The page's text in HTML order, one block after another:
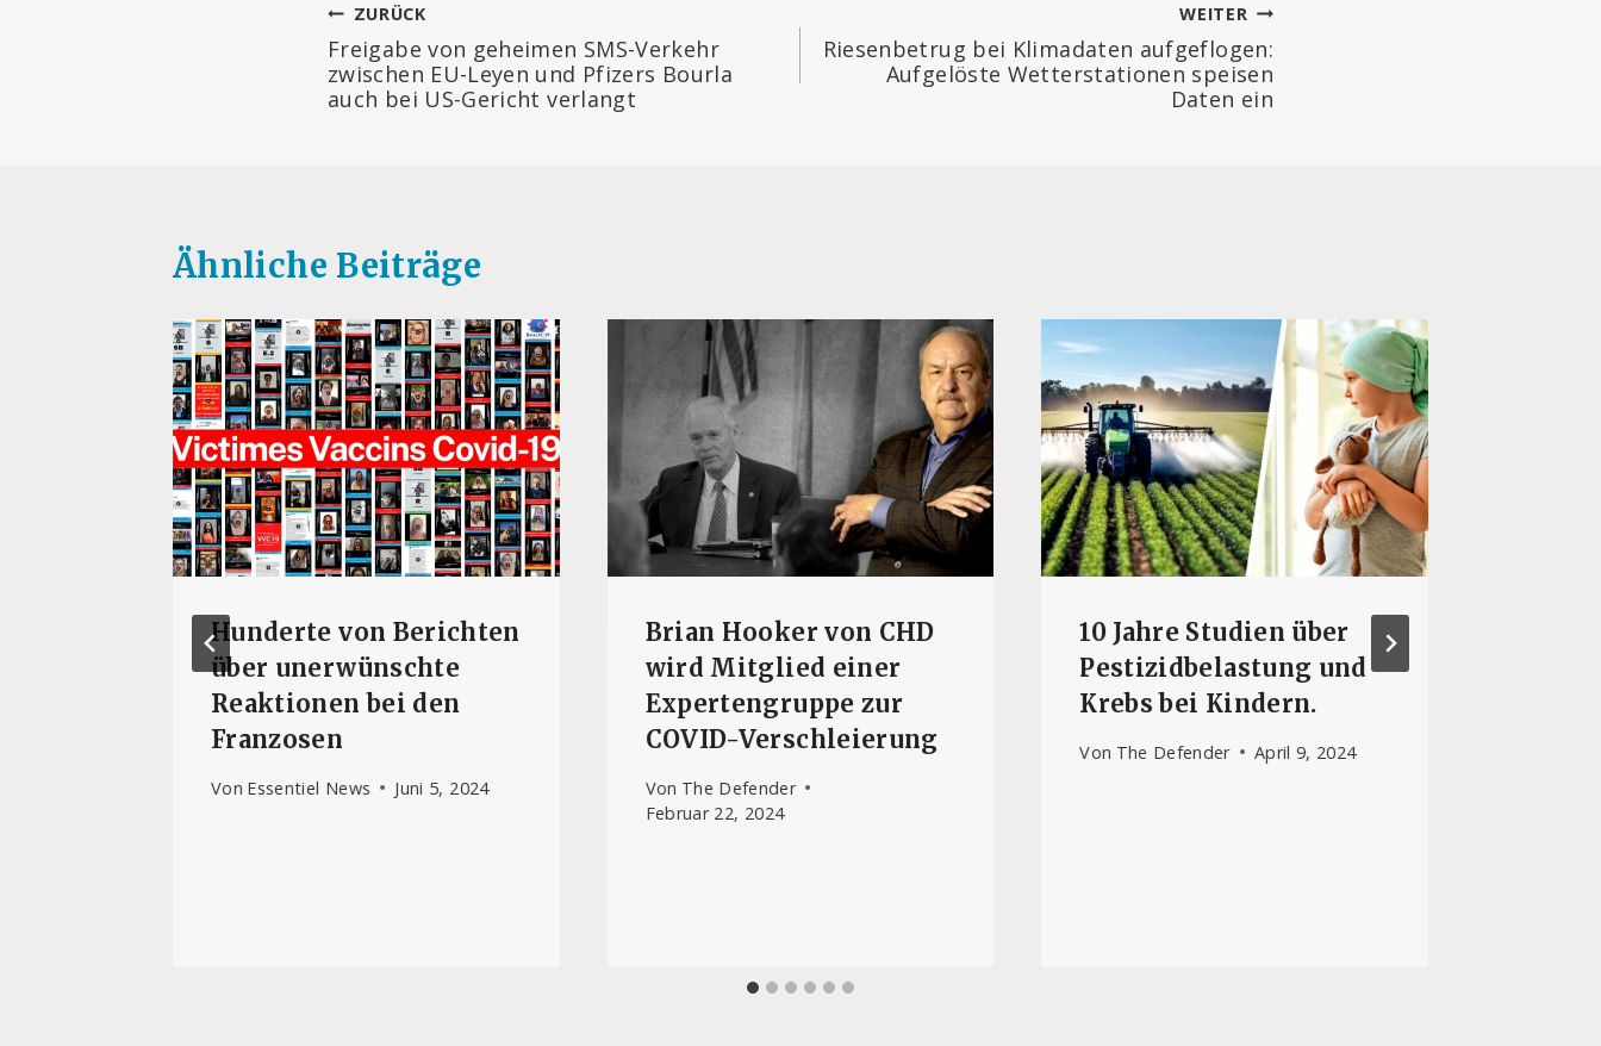
Beitragsnavigation
ZURÜCK
Freigabe von geheimen SMS-Verkehr
zwischen EU-Leyen und Pfizers Bourla
auch bei US-Gericht verlangt
WEITER
Riesenbetrug bei Klimadaten aufgeflogen:
Aufgelöste Wetterstationen speisen
Daten ein
Ähnliche Beiträge
Hunderte von Berichten
über unerwünschte
Reaktionen bei den
Franzosen
Von Essentiel News Juni 5, 2024
Brian Hooker von CHD
wird Mitglied einer
Expertengruppe zur
COVID-Verschleierung
Von The Defender
Februar 22, 2024
10 Jahre Studien über
Pestizidbelastung und
Krebs bei Kindern.
Von The Defender April 9, 2024